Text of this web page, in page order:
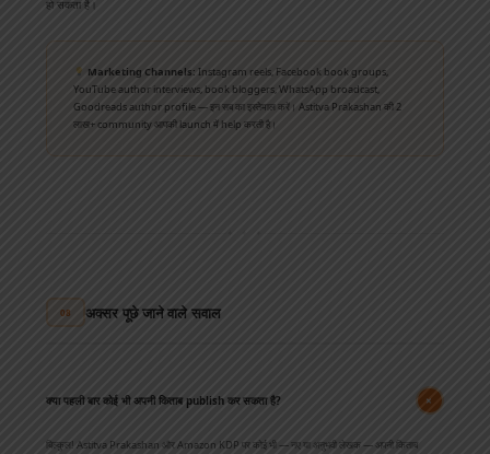
हो सकता है।
Marketing Channels: Instagram reels, Facebook book groups,
YouTube author interviews, book bloggers, WhatsApp broadcast,
Goodreads author profile — इन सब का इस्तेमाल करें। Astitva Prakashan की 2
लाख+ community आपकी launch में help करती है।
08 अक्सर पूछे जाने वाले सवाल
क्या पहली बार कोई भी अपनी किताब publish कर सकता है? +
बिल्कुल! Astitva Prakashan और Amazon KDP पर कोई भी — नए या अनुभवी लेखक — अपनी किताब